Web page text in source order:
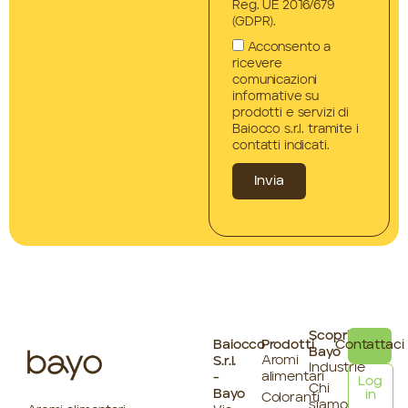
Reg. UE 2016/679
(GDPR).
Acconsento a
ricevere
comunicazioni
informative su
prodotti e servizi di
Baiocco s.r.l. tramite i
contatti indicati.
Invia
Baiocco
S.r.l.
-
Bayo
Prodotti
Aromi
alimentari
Coloranti
Scopri
Bayo
Industrie
Chi
Contattaci
Log
in